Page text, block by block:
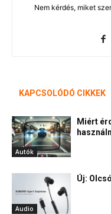
Nem kérdés, miket
KAPCSOLÓDÓ CIKKEK
Autók
Miért
Audio
Új: